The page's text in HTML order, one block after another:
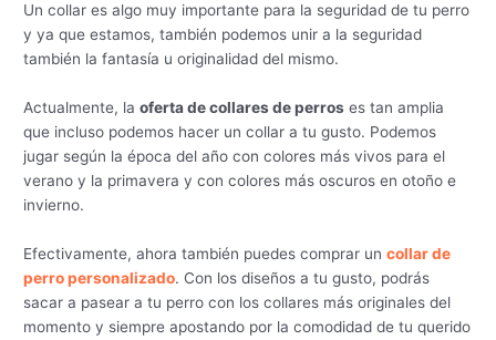
Un collar es algo muy importante para la seguridad de tu perro
y ya que estamos, también podemos unir a la seguridad
también la fantasía u originalidad del mismo.
Actualmente, laoferta de collares de perros es tan amplia
que incluso podemos hacer un collar a tu gusto. Podemos
jugar según la época del año con colores más vivos para el
verano y la primavera y con colores más oscuros en otoño e
invierno.
Efectivamente, ahora también puedes comprar uncollar de
perro personalizado. Con los diseños a tu gusto, podrás
sacar a pasear a tu perro con los collares más originales del
momento y siempre apostando por la comodidad de tu querido